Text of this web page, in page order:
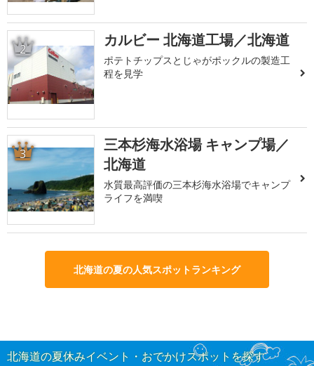
2 カルビー 北海道工場／北海道
ポテトチップスとじゃがポックルの製造工
程を見学
3
三本杉海水浴場 キャンプ場／
北海道
水質最高評価の三本杉海水浴場でキャンプ
ライフを満喫
北海道の夏の人気スポットランキング
北海道の夏休みイベント・おでかけスポットを探す